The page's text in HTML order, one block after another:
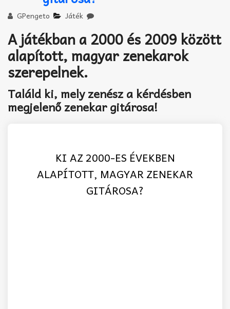
Improvizáció
GPengeto Játék
A játékban a 2000 és 2009 között
alapított, magyar zenekarok
szerepelnek.
Találd ki, mely zenész a kérdésben
megjelenő zenekar gitárosa!
KI AZ 2000-ES ÉVEKBEN
ALAPÍTOTT, MAGYAR ZENEKAR
GITÁROSA?